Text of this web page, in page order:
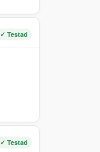
✓ Testad
✓ Testad